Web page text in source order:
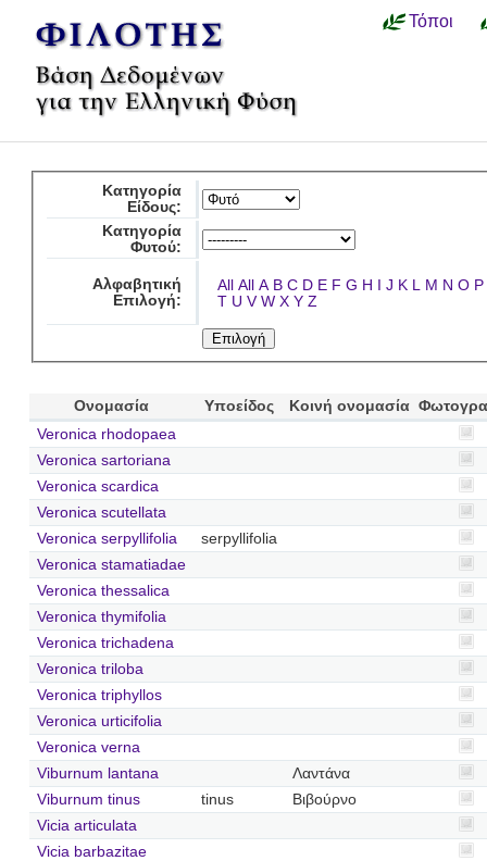
Τόποι
Κατηγορία
Είδους:
Κατηγορία
Φυτού:
Αλφαβητική
Επιλογή:
All All A B C D E F G H I J K L M N O P
T U V W X Y Z
Ονομασία Υποείδος Κοινή ονομασία
Veronica rhodopaea
Veronica sartoriana
Veronica scardica
Veronica scutellata
Veronica serpyllifolia
serpyllifolia
Veronica stamatiadae
Veronica thessalica
Veronica thymifolia
Veronica trichadena
Veronica triloba
Veronica triphyllos
Veronica urticifolia
Veronica verna
Viburnum lantana
Λαντάνα
Viburnum tinus
tinus
Βιβούρνο
Vicia articulata
Vicia barbazitae